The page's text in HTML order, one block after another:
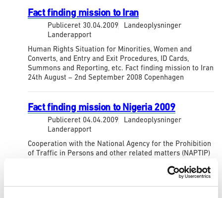
Fact finding mission to Iran
Publiceret 30.04.2009
Landeoplysninger
Landerapport
Human Rights Situation for Minorities, Women and
Converts, and Entry and Exit Procedures, ID Cards,
Summons and Reporting, etc. Fact finding mission to Iran
24th August – 2nd September 2008 Copenhagen
Fact finding mission to Nigeria 2009
Publiceret 04.04.2009
Landeoplysninger
Landerapport
Cooperation with the National Agency for the Prohibition
of Traffic in Persons and other related matters (NAPTIP)